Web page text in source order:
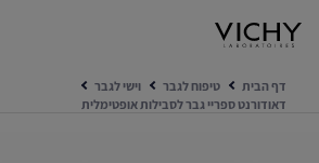
דף הבית טיפוח לגבר
וישי לגבר
דאודורנט ספריי גבר לסבילות אופטימלית